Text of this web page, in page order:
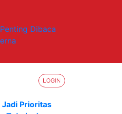
LOGIN
Prioritas